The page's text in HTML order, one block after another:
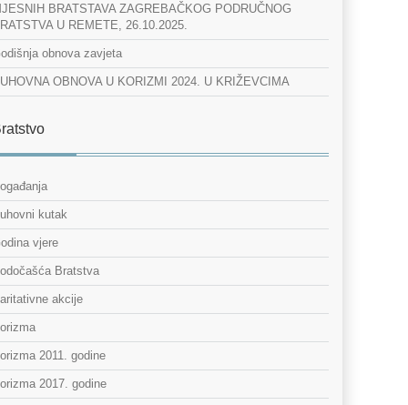
BRATSTAVA ZAGREBAČKOG PODRUČNOG
U REMETE, 26.10.2025.
obnova zavjeta
OBNOVA U KORIZMI 2024. U KRIŽEVCIMA
kutak
vjere
Bratstva
akcije
2011. godine
2017. godine